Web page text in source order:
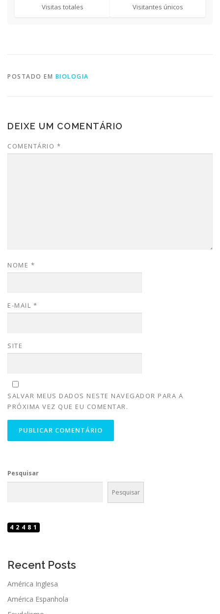
Visitas totales Visitantes únicos
POSTADO EM BIOLOGIA
DEIXE UM COMENTÁRIO
COMENTÁRIO *
NOME *
E-MAIL *
SITE
SALVAR MEUS DADOS NESTE NAVEGADOR PARA A
PRÓXIMA VEZ QUE EU COMENTAR.
Pesquisar
Pesquisar
42481
Recent Posts
América Inglesa
América Espanhola